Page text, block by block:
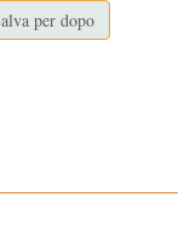
per dopo